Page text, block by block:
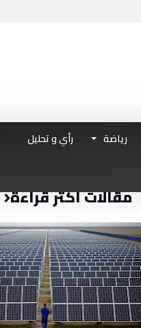
رياضة
رأي و تحليل
مقالات أكثر قراءة